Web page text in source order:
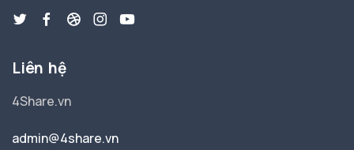
Liên hệ
4Share.vn
admin@4share.vn